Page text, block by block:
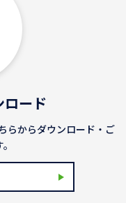
ロード
らからダウンロード・ご